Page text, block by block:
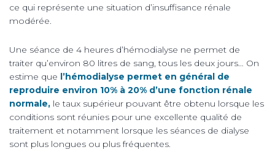
ce qui représente une situation d’insuffisance rénale
modérée.
Une séance de 4 heures d’hémodialyse ne permet de
traiter qu’environ 80 litres de sang, tous les deux jours… On
estime que l’hémodialyse permet en général de
reproduire environ 10% à 20% d’une fonction rénale
normale, le taux supérieur pouvant être obtenu lorsque les
conditions sont réunies pour une excellente qualité de
traitement et notamment lorsque les séances de dialyse
sont plus longues ou plus fréquentes.